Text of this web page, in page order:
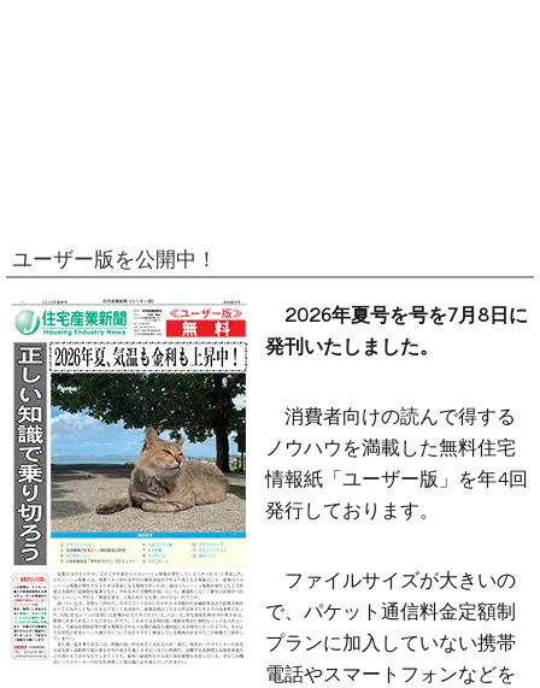
ユーザー版を公開中！
2026年夏号を号を7月8日に
発刊いたしました。
消費者向けの読んで得する
ノウハウを満載した無料住宅
情報紙「ユーザー版」を年4回
発行しております。
ファイルサイズが大きいの
で、パケット通信料金定額制
プランに加入していない携帯
電話やスマートフォンなどを